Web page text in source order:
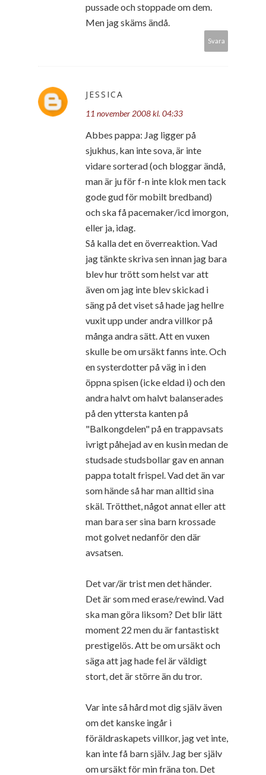
pussade och stoppade om dem.
Men jag skäms ändå.
Svara
JESSICA
11 november 2008 kl. 04:33
Abbes pappa: Jag ligger på
sjukhus, kan inte sova, är inte
vidare sorterad (och bloggar ändå,
man är ju för f-n inte klok men tack
gode gud för mobilt bredband)
och ska få pacemaker/icd imorgon,
eller ja, idag.
Så kalla det en överreaktion. Vad
jag tänkte skriva sen innan jag bara
blev hur trött som helst var att
även om jag inte blev skickad i
säng på det viset så hade jag hellre
vuxit upp under andra villkor på
många andra sätt. Att en vuxen
skulle be om ursäkt fanns inte. Och
en systerdotter på väg in i den
öppna spisen (icke eldad i) och den
andra halvt om halvt balanserades
på den yttersta kanten på
"Balkongdelen" på en trappavsats
ivrigt påhejad av en kusin medan de
studsade studsbollar gav en annan
pappa totalt frispel. Vad det än var
som hände så har man alltid sina
skäl. Trötthet, något annat eller att
man bara ser sina barn krossade
mot golvet nedanför den där
avsatsen.
Det var/är trist men det händer.
Det är som med erase/rewind. Vad
ska man göra liksom? Det blir lätt
moment 22 men du är fantastiskt
prestigelös. Att be om ursäkt och
säga att jag hade fel är väldigt
stort, det är större än du tror.
Var inte så hård mot dig själv även
om det kanske ingår i
föräldraskapets villkor, jag vet inte,
kan inte få barn själv. Jag ber själv
om ursäkt för min fräna ton. Det